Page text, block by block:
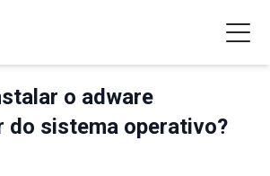
o adware
do sistema operativo?